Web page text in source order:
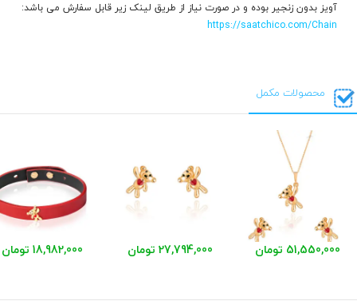
آویز بدون زنجیر بوده و در صورت نیاز از طریق لینک زیر قابل سفارش می باشد:
https://saatchico.com/Chain
محصولات مکمل
51,550,000 تومان 27,794,000 تومان 18,982,000 تومان